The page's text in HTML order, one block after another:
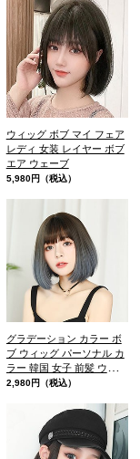
ウィッグ ボブ マイ フェア
レディ 女装 レイヤー ボブ
エア ウェーブ
5,980円（税込）
グラデーション カラー ボ
ブ ウィッグ パーソナル カ
ラー 韓国 女子 前髪 ウィッ
グ
2,980円（税込）